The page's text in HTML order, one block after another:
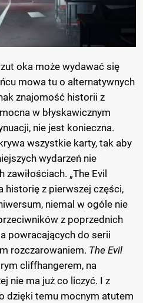
oka może wydawać się
mowa tu o alternatywnych
znajomość historii z
w błyskawicznym
nie jest konieczna.
wszystkie karty, tak aby
wydarzeń nie
„The Evil
historię z pierwszej części,
niemal w ogóle nie
z poprzednich
powracających do serii
rozczarowaniem. The Evil
cliffhangerem, na
nie ma już co liczyć. I z
dzięki temu mocnym atutem